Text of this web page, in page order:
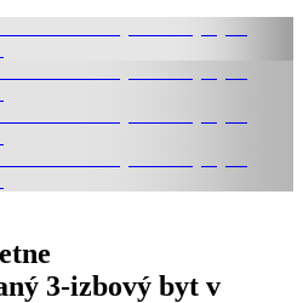
3-izbový byt v